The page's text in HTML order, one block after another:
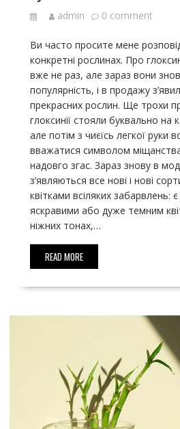
admin 0 comment
Ви часто просите мене
конкретні рослинах. Про
вже не раз, але зараз вони
популярність, і в продажу
прекрасних рослин. Ще трохи
глоксинії стояли буквально на
але потім з чиєїсь легкої руки
вважатися символом
надовго згас. Зараз знову в
з’являються все нові і нові
квітками всіляких забарвлень: є
яскравими або дуже темним
ніжних тонах,…
READ MORE